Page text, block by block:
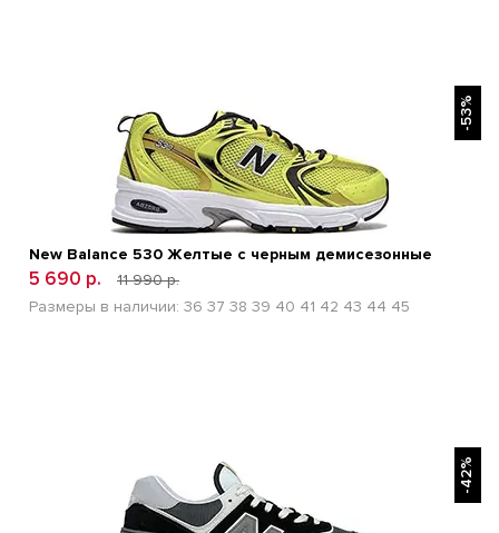
-53%
New Balance 530 Желтые с черным демисезонные
5 690 р.
11 990 р.
Размеры в наличии: 36 37 38 39 40 41 42 43 44 45
-42%